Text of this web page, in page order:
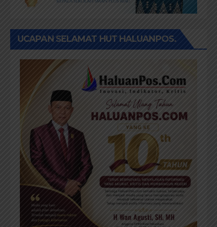
UCAPAN SELAMAT HUT HALUANPOS.